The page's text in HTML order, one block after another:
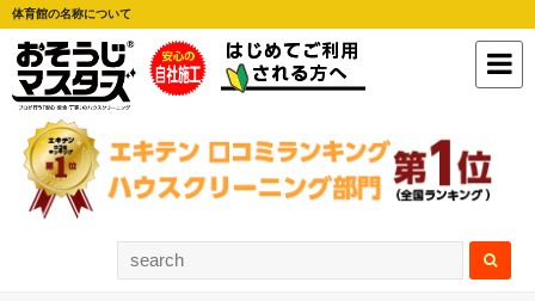
体育館の名称について